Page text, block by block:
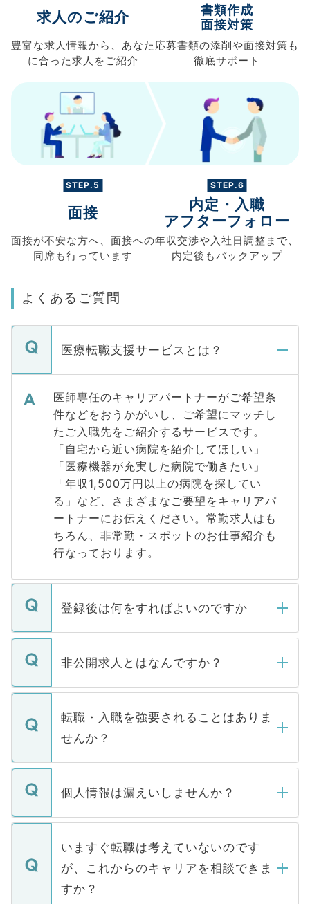
求人のご紹介
豊富な求人情報から、 あなた
に合った求人を ご紹介
書類作成
面接対策
応募書類の添削や面接対策も
徹底サポート
STEP.5
面接
面接が不安な方へ、 面接への
同席も行っています
STEP.6
内定・入職
アフターフォロー
年収交渉や入社日調整まで、
内定後もバックアップ
よくあるご質問
医療転職支援サービスとは？
医師専任のキャリアパートナーがご希望条
件などをおうかがいし、ご希望にマッチし
たご入職先をご紹介するサービスです。
「自宅から近い病院を紹介してほしい」
「医療機器が充実した病院で働きたい」
「年収1,500万円以上の病院を探してい
る」など、さまざまなご要望をキャリアパ
ートナーにお伝えください。常勤求人はも
ちろん、非常勤・スポットのお仕事紹介も
行なっております。
登録後は何をすればよいのですか
ご登録いただきましたら、弊社担当者がご
登録内容を確認し、その後メールもしくは
ます。通常、5営業日以内にはご連絡をせて
いただきますので、しばらくお待ちくださ
非公開求人とはなんですか？
マイナビDOCTORで取り扱っている求人の
うち約3割は、Webサイトからご覧いただ
けない「非公開求人」です。非公開求人は
下記の理由によって、一般には公開してい
ません。
■応募殺到を避けるため 人気のある医療機
関を公にしてしまうと、応募が殺到する場
に、医療機関が求める条件に合った人材の
みを人材紹介会社に依頼するケースが増え
ています。
転職・入職を強要されることはありま
せんか？
転職・入職を強要することは一切ありませ
ん。また、仮に応募先から内定をいただい
定を承諾する必要はありません。内定先へ
の辞退の連絡はキャリアパートナーが行い
個人情報は漏えいしませんか？
個人情報が漏えいすることはありませんの
で、ご安心ください。当サイトからの登録
などで収集したご登録者様の個人情報は、
ご本人のキャリアアップおよび転職活動の
支援を目的に使用いたします。お預かりし
いますぐ転職は考えていないのです
が、これからのキャリアを相談できま
すか？